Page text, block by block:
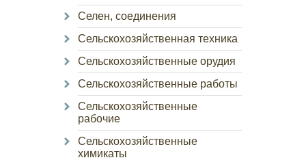
Селен, соединения
Сельскохозяйственная техника
Сельскохозяйственные орудия
Сельскохозяйственные работы
Сельскохозяйственные
рабочие
Сельскохозяйственные
химикаты